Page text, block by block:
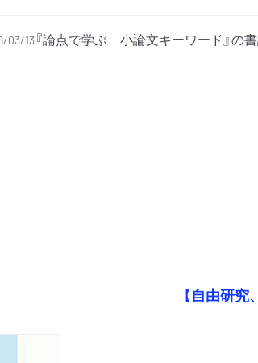
03/13『論点で学ぶ 小論文キーワード』の
【自由研